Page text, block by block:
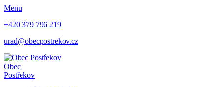
Menu
+420 379 796 219
urad@obecpostrekov.cz
Obec
Postřekov